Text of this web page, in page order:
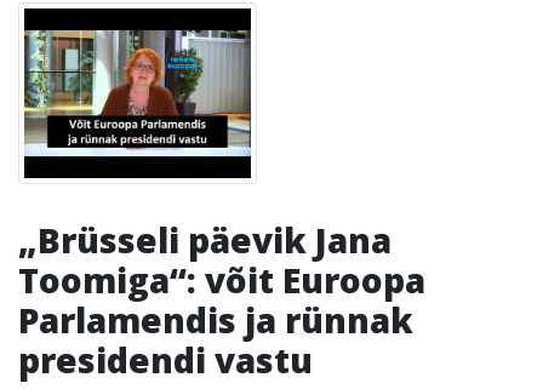
„Brüsseli päevik Jana
Toomiga“: võit Euroopa
Parlamendis ja rünnak
presidendi vastu